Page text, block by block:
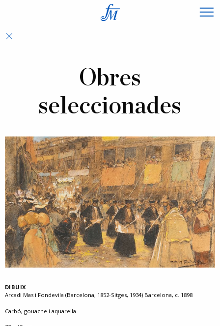
×
Obres
seleccionades
DIBUIX
Arcadi Mas i Fondevila (Barcelona, 1852-Sitges, 1934) Barcelona, c. 1898
Carbó, gouache i aquarel·la